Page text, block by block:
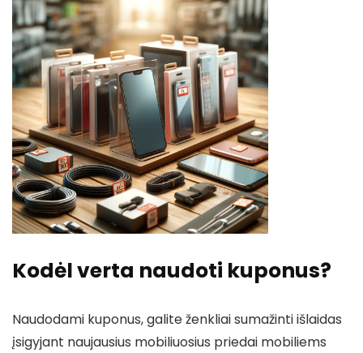
Kodėl verta naudoti kuponus?
Naudodami kuponus, galite ženkliai sumažinti išlaidas
įsigyjant naujausius mobiliuosius priedai mobiliems